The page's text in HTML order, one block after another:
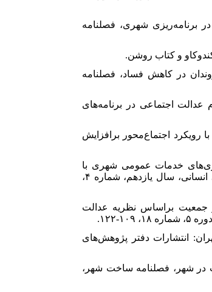
رهیافتی پیشرو در برنامه‌ریزی شهری، فصلنامه
(۱۳۹۸)، تأثیر توانمندسازی شهروندان در کاهش فساد، فصلنامه
سیر تحول تاریخی مفهوم عدالت اجتماعی در برنامه‌های
تأثیر برنامه‌های توانمندسازی با رویکرد اجتماع‌محور برافزایش
تحلیل پراکنش فضایی کاربری‌های خدمات عمومی شهری با
استفاده از روش شاخص ویلیامسون (مطالعه موردی: تبریز)، فصلنامه نگرش‌های نو در جغرافیای انسانی، سال یازدهم، شماره ۴،
تحلیل فضایی پراکنش خدمات و جمعیت براساس نظریه عدالت
۱۲۲.
تهران: انتشارات دفتر پژوهش‌های
معطوف به عدالت در شهر، فصلنامه ساخت شهر،